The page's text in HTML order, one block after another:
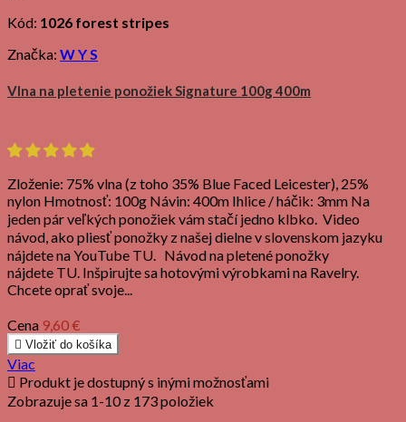
Kód: 1026 forest stripes
Značka: W Y S
Vlna na pletenie ponožiek Signature 100g 400m
Zloženie: 75% vlna (z toho 35% Blue Faced Leicester), 25%
nylon Hmotnosť: 100g Návin: 400m Ihlice / háčik: 3mm Na
jeden pár veľkých ponožiek vám stačí jedno klbko. Video
návod, ako pliesť ponožky z našej dielne v slovenskom jazyku
nájdete na YouTube TU. Návod na pletené ponožky
nájdete TU. Inšpirujte sa hotovými výrobkami na Ravelry.
Chcete oprať svoje...
Cena 9,60 €
 Vložiť do košíka
Viac
 Produkt je dostupný s inými možnosťami
Zobrazuje sa 1-10 z 173 položiek